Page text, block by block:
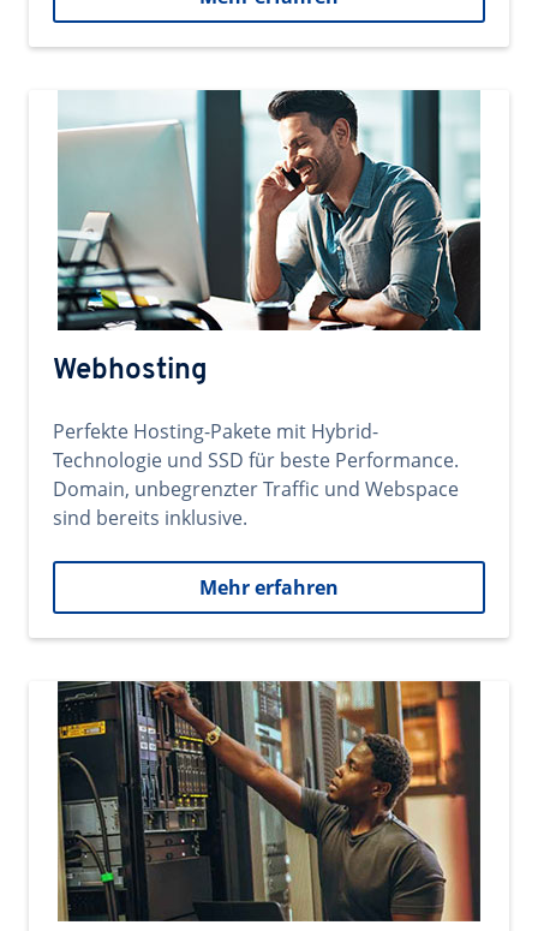
Webhosting
Perfekte Hosting-Pakete mit Hybrid-
Technologie und SSD für beste Performance.
Domain, unbegrenzter Traffic und Webspace
sind bereits inklusive.
Mehr erfahren